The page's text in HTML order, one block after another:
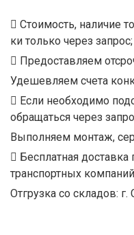
Стоимость, наличие
ки только через запрос;
Предоставляем
Удешевляем счета
Если необходимо
обращаться через
Выполняем монтаж,
Бесплатная
транспортных компаний
Отгрузка со складов: